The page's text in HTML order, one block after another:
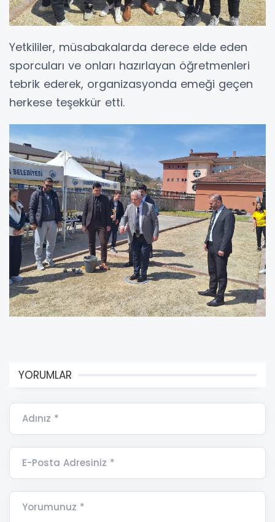
Yetkililer, müsabakalarda derece elde eden
sporcuları ve onları hazırlayan öğretmenleri
tebrik ederek, organizasyonda emeği geçen
herkese teşekkür etti.
YORUMLAR
Adınız *
E-Posta Adresiniz *
Yorumunuz *